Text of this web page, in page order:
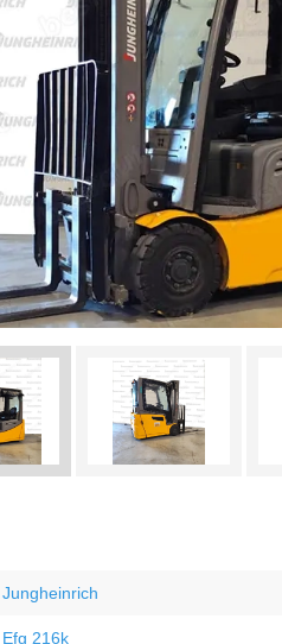
Jungheinrich
Efg 216k